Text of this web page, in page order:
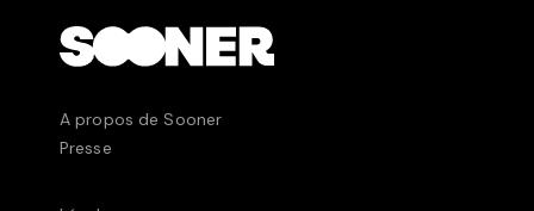
A propos de Sooner
Presse